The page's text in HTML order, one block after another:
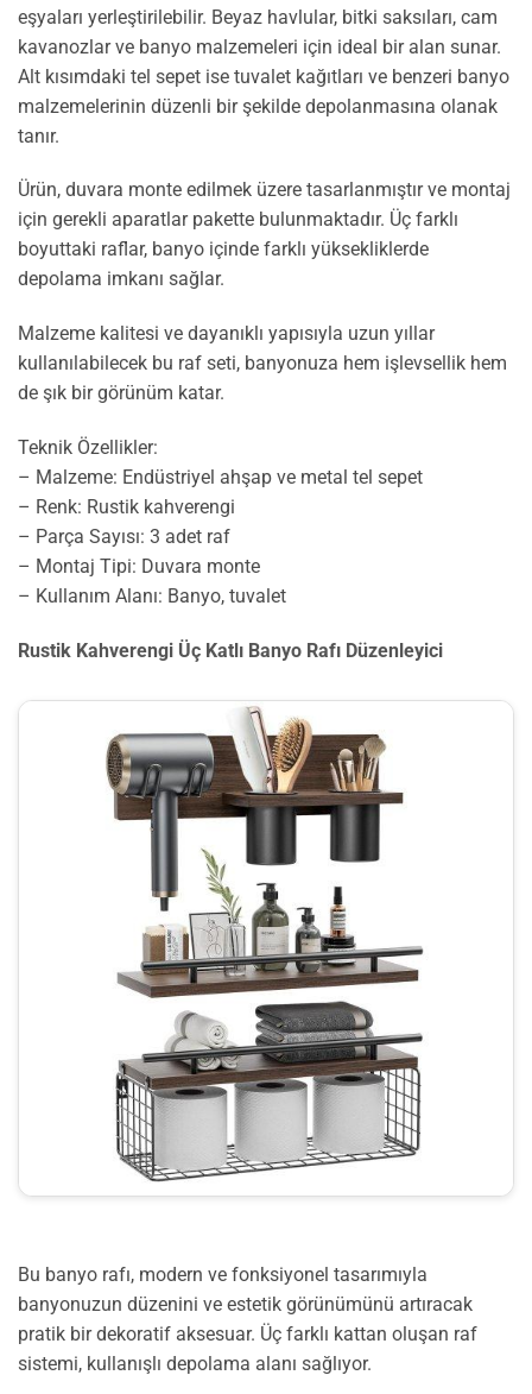
eşyaları yerleştirilebilir. Beyaz havlular, bitki saksıları, cam
kavanozlar ve banyo malzemeleri için ideal bir alan sunar.
Alt kısımdaki tel sepet ise tuvalet kağıtları ve benzeri banyo
malzemelerinin düzenli bir şekilde depolanmasına olanak
tanır.
Ürün, duvara monte edilmek üzere tasarlanmıştır ve montaj
için gerekli aparatlar pakette bulunmaktadır. Üç farklı
boyuttaki raflar, banyo içinde farklı yüksekliklerde
depolama imkanı sağlar.
Malzeme kalitesi ve dayanıklı yapısıyla uzun yıllar
kullanılabilecek bu raf seti, banyonuza hem işlevsellik hem
de şık bir görünüm katar.
Teknik Özellikler:
– Malzeme: Endüstriyel ahşap ve metal tel sepet
– Renk: Rustik kahverengi
– Parça Sayısı: 3 adet raf
– Montaj Tipi: Duvara monte
– Kullanım Alanı: Banyo, tuvalet
Rustik Kahverengi Üç Katlı Banyo Rafı Düzenleyici
Bu banyo rafı, modern ve fonksiyonel tasarımıyla
banyonuzun düzenini ve estetik görünümünü artıracak
pratik bir dekoratif aksesuar. Üç farklı kattan oluşan raf
sistemi, kullanışlı depolama alanı sağlıyor.